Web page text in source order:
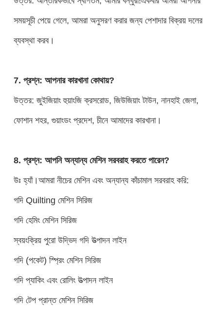
সময়সূচী পেয়ে গেলে, আমরা অনুসরণ করার জন্য পেশাদার বিক্রয় দলের
ব্যবস্থা করব।
7. প্রশ্ন: আপনার কারখানা কোথায়?
উত্তর: জুইজিয়াং হুয়াংজি ক্রসরোড, জিউজিয়াং টাউন, নানহাই জেলা,
ফোশান শহর, গুয়াংডং প্রদেশ, চীনে আমাদের কারখানা।
8. প্রশ্ন: আপনি অন্যান্য মেশিন সরবরাহ করতে পারেন?
উঃ হ্যাঁ।আমরা নীচের মেশিন এবং অন্যান্য কাঁচামাল সরবরাহ করি:
গদি Quilting মেশিন সিরিজ
গদি হেমিং মেশিন সিরিজ
স্বয়ংক্রিয় পুরো উদ্ভিদ গদি উত্পাদন লাইন
গদি (পকেট) স্প্রিং মেশিন সিরিজ
গদি প্যাকিং এবং রোলিং উত্পাদন লাইন
গদি টেপ প্রান্ত মেশিন সিরিজ